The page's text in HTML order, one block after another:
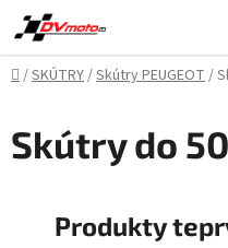
Přejít
na
obsah
Domů
/SKÚTRY/Skútry PEUGEOT/
Skútry do
Produkty